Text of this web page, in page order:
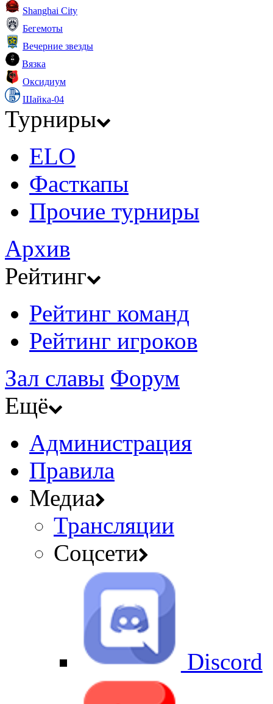
Shanghai City
Бегемоты
Вечерние звезды
Вязка
Оксидиум
Шайка-04
Турниры
ELO
Фасткапы
Прочие турниры
Архив
Рейтинг
Рейтинг команд
Рейтинг игроков
Зал славы Форум
Ещё
Администрация
Правила
Медиа
Трансляции
Соцсети
Discord